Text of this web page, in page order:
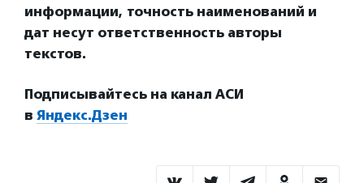
информации, точность наименований и
дат несут ответственность авторы
текстов.
Подписывайтесь на канал АСИ
в Яндекс.Дзен